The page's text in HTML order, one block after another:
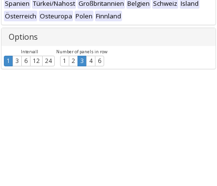
Spanien Türkei/Nahost Großbritannien Belgien Schweiz Island
Österreich Osteuropa Polen Finnland
Options
Intervall
1 3 6 12 24
Number of panels in row
1 2 3 4 6